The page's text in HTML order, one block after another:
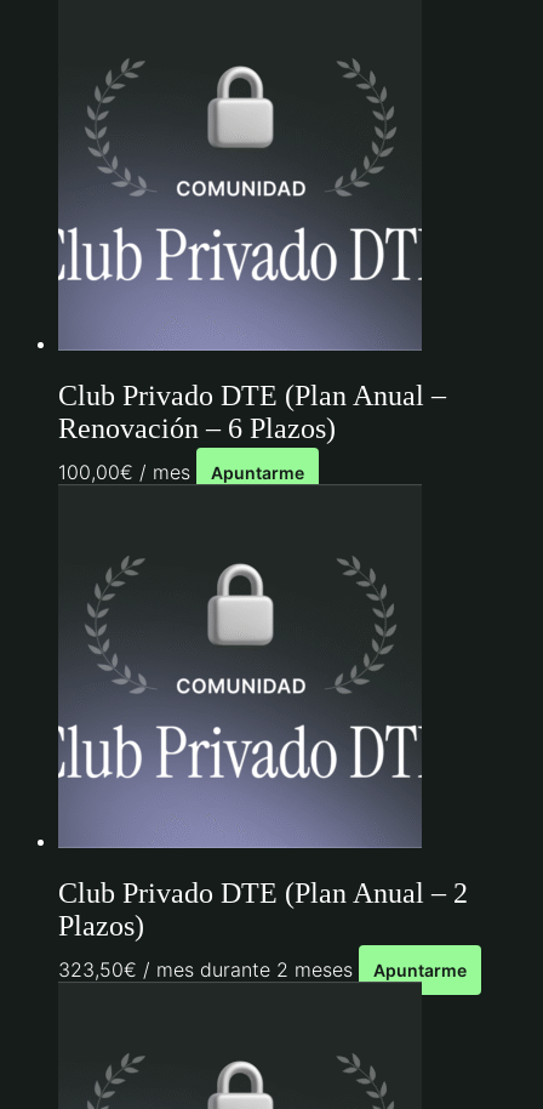
Club Privado DTE (Plan Anual –
Renovación – 6 Plazos)
100,00€ / mes Apuntarme
Club Privado DTE (Plan Anual – 2
Plazos)
323,50€ / mes durante 2 meses Apuntarme